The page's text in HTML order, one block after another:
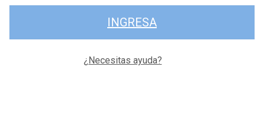
INGRESA
¿Necesitas ayuda?